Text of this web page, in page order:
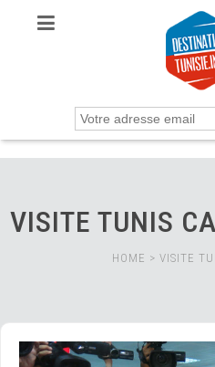
VISITE TUNIS
HOME > VISITE